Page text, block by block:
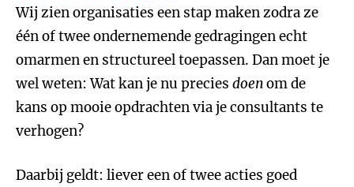
Wij zien organisaties een stap maken zodra ze
één of twee ondernemende gedragingen echt
omarmen en structureel toepassen. Dan moet je
wel weten: Wat kan je nu precies doenom de
kans op mooie opdrachten via je consultants te
verhogen?
Daarbij geldt: liever een of twee acties goed